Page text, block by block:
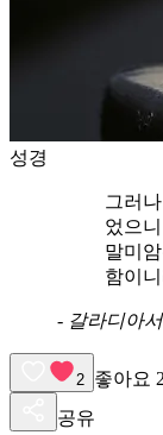
성경
그러
었으
말미
함이
- 갈라디아
2 좋아요
공유